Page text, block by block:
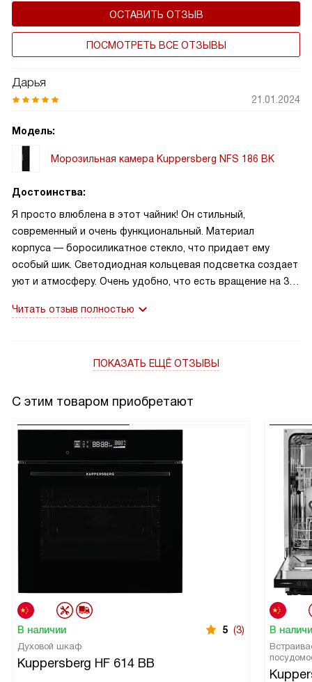
ОСТАВИТЬ ОТЗЫВ
ПОСМОТРЕТЬ ВСЕ ОТЗЫВЫ
Дарья
21.01.2024
Модель:
Морозильная камера Kuppersberg NFS 186 BK
Достоинства:
Я просто влюблена в этот чайник! Он стильный,
современный и очень функциональный. Материал
корпуса — боросиликатное стекло, что придает ему
особый шик. Светодиодная кольцевая подсветка создает
уют и атмосферу. Очень удобно, что есть вращение на 360
Читать отзыв полностью
ПОКАЗАТЬ ЕЩЁ ОТЗЫВЫ
С этим товаром приобретают
В наличии 5 (3)
Духовой шкаф
Kuppersberg HF 614 BB
В